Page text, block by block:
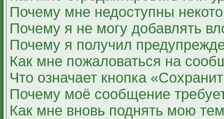
Почему мне недоступны
Почему я не могу добавлять
Почему я получил
Как мне пожаловаться на
Что означает кнопка
Почему моё сообщение
Как мне вновь поднять мою